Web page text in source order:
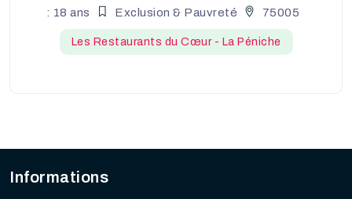
: 18 ans
Exclusion & Pauvreté 75005
Les Restaurants du Cœur - La Péniche
Informations